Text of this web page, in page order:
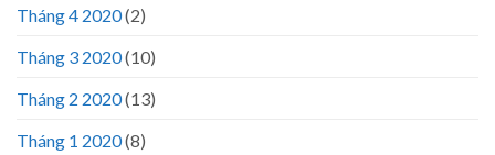
Tháng 4 2020(2)
Tháng 3 2020(10)
Tháng 2 2020(13)
Tháng 1 2020(8)